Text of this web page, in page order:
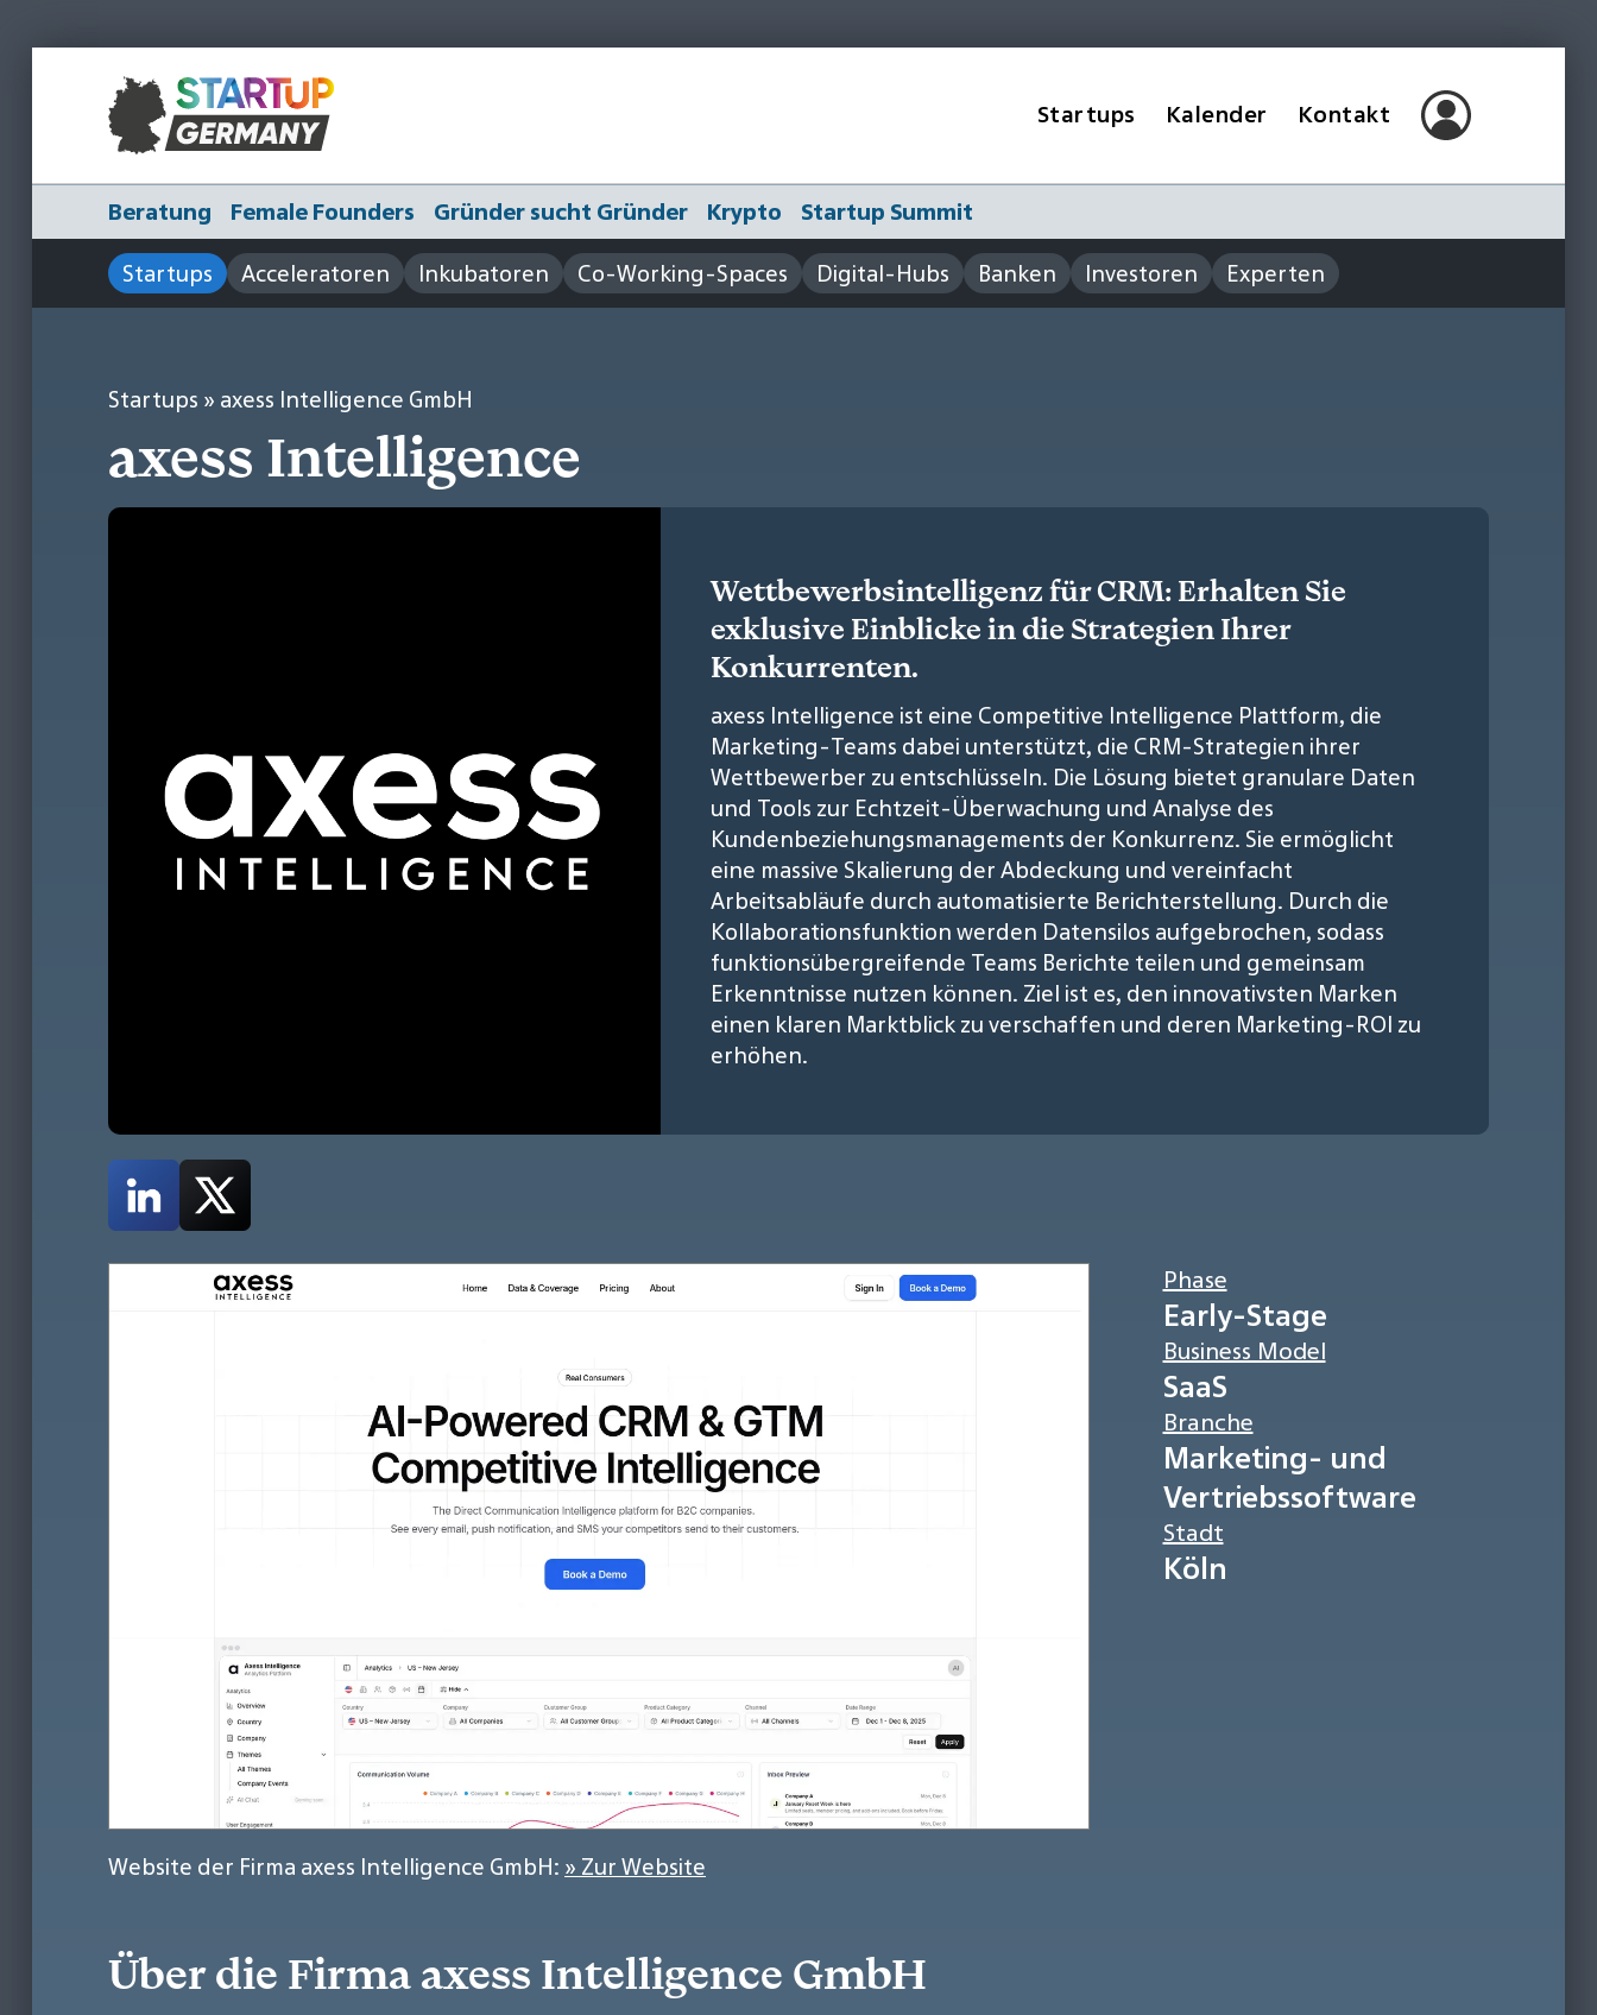
Startups Kalender Kontakt
Beratung Female Founders Gründer sucht Gründer Krypto
Startup Summit
Startups
Acceleratoren Inkubatoren Co-Working-Spaces Digital-Hubs Banken Investoren Experten
Startups » axess Intelligence GmbH
axess Intelligence
Wettbewerbsintelligenz für CRM: Erhalten Sie
exklusive Einblicke in die Strategien Ihrer
Konkurrenten.
axess Intelligence ist eine Competitive Intelligence Plattform, die
Marketing-Teams dabei unterstützt, die CRM-Strategien ihrer
Wettbewerber zu entschlüsseln. Die Lösung bietet granulare Daten
und Tools zur Echtzeit-Überwachung und Analyse des
Kundenbeziehungsmanagements der Konkurrenz. Sie ermöglicht
eine massive Skalierung der Abdeckung und vereinfacht
Arbeitsabläufe durch automatisierte Berichterstellung. Durch die
Kollaborationsfunktion werden Datensilos aufgebrochen, sodass
funktionsübergreifende Teams Berichte teilen und gemeinsam
Erkenntnisse nutzen können. Ziel ist es, den innovativsten Marken
einen klaren Marktblick zu verschaffen und deren Marketing-ROI zu
erhöhen.
Website der Firma axess Intelligence GmbH: » Zur Website
Phase
Early-Stage
Business Model
SaaS
Branche
Marketing- und
Vertriebssoftware
Stadt
Köln
Über die Firma axess Intelligence GmbH